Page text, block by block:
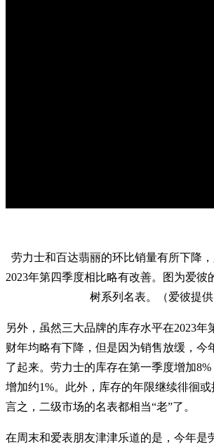
劳力士和百达翡丽的环比销量有所下降
2023年第四季度相比略有改善。图为爱彼
树系列名表。（爱彼提供
另外，虽然三大品牌的库存水平在2023年
财年均略有下降，但是因为销售放缓，今
了起来。劳力士的库存在第一季度增加
增加约1%。此外，库存的年限继续徘徊
言之，二级市场的名表都相当“老”了。
在周末和爱表朋友津津乐道的是，今年是